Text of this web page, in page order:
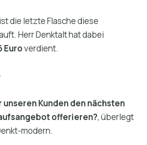
die letzte Flasche diese
Herr Denktalt hat dabei
Euroverdient.
unseren Kunden den nächsten
offerieren?, überlegt
modern.